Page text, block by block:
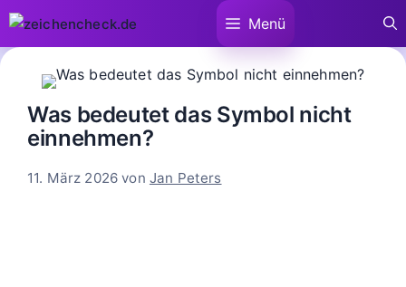
Zum
springen
Menü
Was bedeutet das Symbol nicht
einnehmen?
11. März 2026 von Jan Peters